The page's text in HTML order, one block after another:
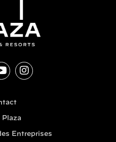
Plaza
Entreprises